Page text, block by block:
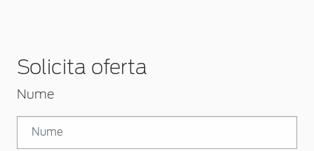
Solicita oferta
Nume